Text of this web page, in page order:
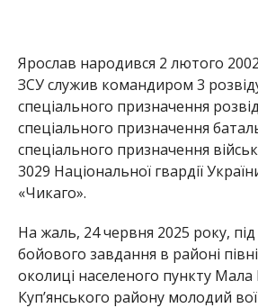
Ярослав народився 2 лютого
ЗСУ служив командиром 3
спеціального призначення
спеціального призначення
спеціального призначення
3029 Національної гвардії
«Чикаго».
На жаль, 24 червня 2025 року,
бойового завдання в районі
околиці населеного пункту
Куп’янського району молодий